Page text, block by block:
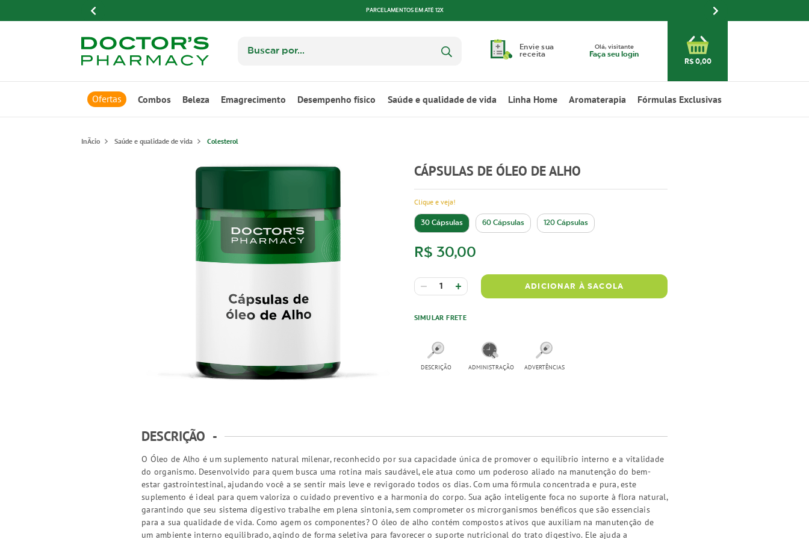
PARCELAMENTOS EM ATÉ 12X
Envie sua
receita
Olá, visitante
Faça seu login
R$ 0,00
Ofertas Combos Beleza Emagrecimento Desempenho físico Saúde e qualidade de vida Linha Home Aromaterapia Fórmulas Exclusivas
Saúde e qualidade de vida Colesterol
CÁPSULAS DE ÓLEO DE ALHO
Clique e veja!
30 Cápsulas 60 Cápsulas 120 Cápsulas
R$ 30,00
ADICIONAR À SACOLA
SIMULAR FRETE
DESCRIÇÃO ADMINISTRAÇÃO ADVERTÊNCIAS
DESCRIÇÃO -
O Óleo de Alho é um suplemento natural milenar, reconhecido por sua capacidade única de promover o equilíbrio interno e a vitalidade
do organismo. Desenvolvido para quem busca uma rotina mais saudável, ele atua como um poderoso aliado na manutenção do bem-
estar gastrointestinal, ajudando você a se sentir mais leve e revigorado todos os dias. Com uma fórmula concentrada e pura, este
suplemento é ideal para quem valoriza o cuidado preventivo e a harmonia do corpo. Sua ação inteligente foca no suporte à flora natural,
garantindo que seu sistema digestivo trabalhe em plena sintonia, sem comprometer os microrganismos benéficos que são essenciais
para a sua qualidade de vida. Como agem os componentes? O óleo de alho contém compostos ativos que auxiliam na manutenção de
um ambiente interno equilibrado, agindo de forma seletiva para favorecer o suporte nutricional do trato digestivo. Ele ajuda a